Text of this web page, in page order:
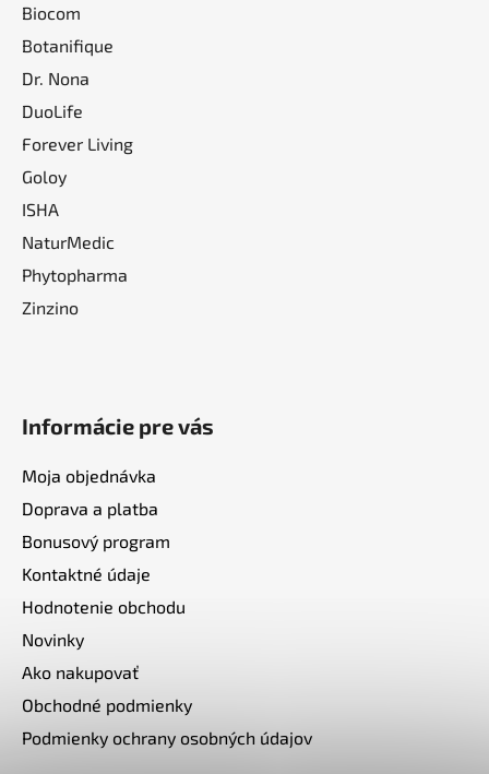
Biocom
Botanifique
Dr. Nona
DuoLife
Forever Living
Goloy
ISHA
NaturMedic
Phytopharma
Zinzino
Informácie pre vás
Moja objednávka
Doprava a platba
Bonusový program
Kontaktné údaje
Hodnotenie obchodu
Novinky
Ako nakupovať
Obchodné podmienky
Podmienky ochrany osobných údajov